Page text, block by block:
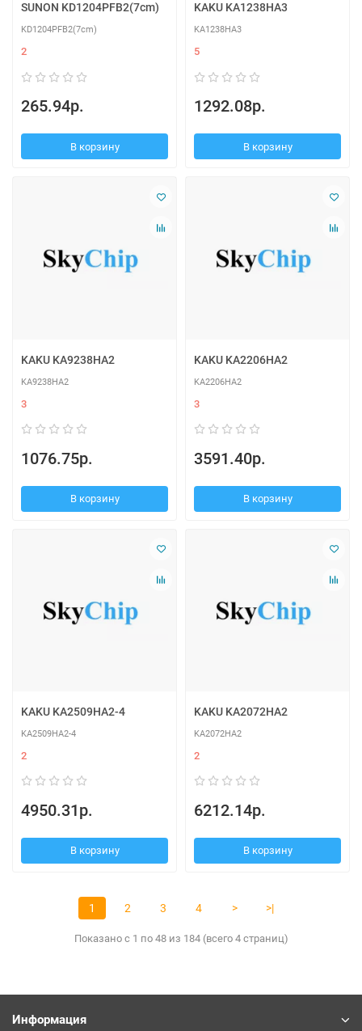
SUNON KD1204PFB2(7cm)
KD1204PFB2(7cm)
2
265.94р.
В корзину
KAKU KA1238HA3
KA1238HA3
5
1292.08р.
В корзину
KAKU KA9238HA2
KA9238HA2
3
1076.75р.
В корзину
KAKU KA2206HA2
KA2206HA2
3
3591.40р.
В корзину
KAKU KA2509HA2-4
KA2509HA2-4
2
4950.31р.
В корзину
KAKU KA2072HA2
KA2072HA2
2
6212.14р.
В корзину
1 2 3 4 > >|
Показано с 1 по 48 из 184 (всего 4 страниц)
Информация